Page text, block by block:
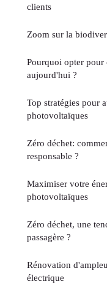
clients
Zoom sur la
Pourquoi opter pour
aujourd'hui ?
Top stratégies pour
photovoltaïques
Zéro déchet:
responsable ?
Maximiser votre
photovoltaïques
Zéro déchet, une
passagère ?
Rénovation
électrique